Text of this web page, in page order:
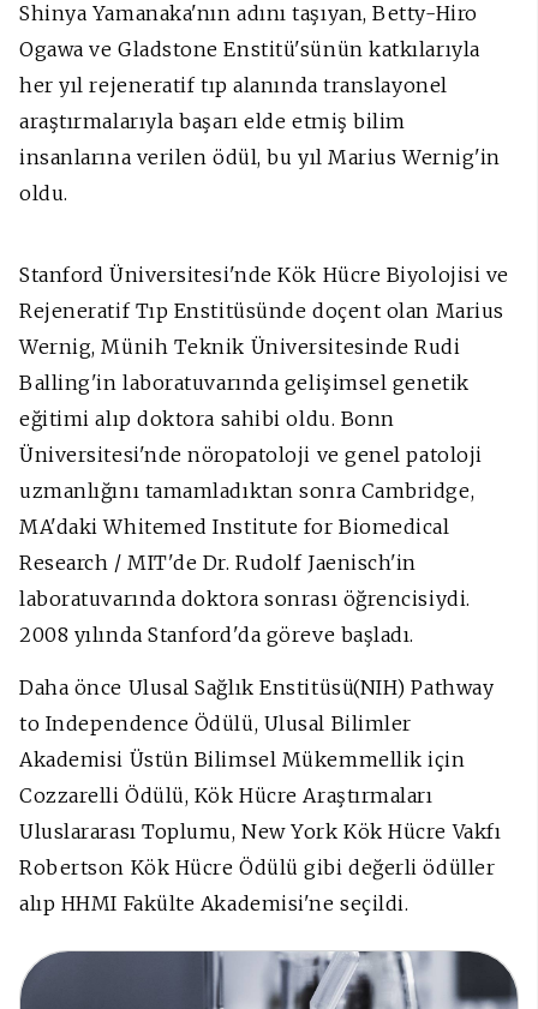
Shinya Yamanaka'nın adını taşıyan, Betty-Hiro
Ogawa ve Gladstone Enstitü'sünün katkılarıyla
her yıl rejeneratif tıp alanında translayonel
araştırmalarıyla başarı elde etmiş bilim
insanlarına verilen ödül, bu yıl Marius Wernig'in
oldu.
Stanford Üniversitesi'nde Kök Hücre Biyolojisi ve
Rejeneratif Tıp Enstitüsünde doçent olan Marius
Wernig, Münih Teknik Üniversitesinde Rudi
Balling'in laboratuvarında gelişimsel genetik
eğitimi alıp doktora sahibi oldu. Bonn
Üniversitesi'nde nöropatoloji ve genel patoloji
uzmanlığını tamamladıktan sonra Cambridge,
MA'daki Whitemed Institute for Biomedical
Research / MIT'de Dr. Rudolf Jaenisch'in
laboratuvarında doktora sonrası öğrencisiydi.
2008 yılında Stanford'da göreve başladı.
Daha önce Ulusal Sağlık Enstitüsü(NIH) Pathway
to Independence Ödülü, Ulusal Bilimler
Akademisi Üstün Bilimsel Mükemmellik için
Cozzarelli Ödülü, Kök Hücre Araştırmaları
Uluslararası Toplumu, New York Kök Hücre Vakfı
Robertson Kök Hücre Ödülü gibi değerli ödüller
alıp HHMI Fakülte Akademisi'ne seçildi.